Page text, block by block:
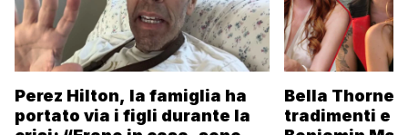
Perez Hilton, la famiglia ha
portato via i figli durante la
Bella Thorne
tradimenti e